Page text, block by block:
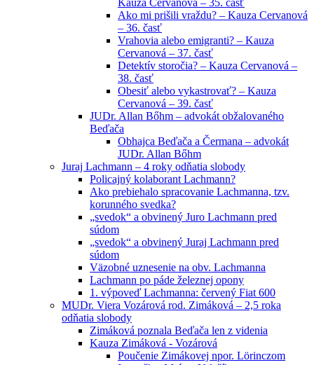
Ako mi prišili vraždu? – Kauza Cervanová
– 36. časť
Vrahovia alebo emigranti? – Kauza
Cervanová – 37. časť
Detektív storočia? – Kauza Cervanová –
38. časť
Obesiť alebo vykastrovať? – Kauza
Cervanová – 39. časť
JUDr. Allan Bőhm – advokát obžalovaného
Beďača
Obhajca Beďača a Čermana – advokát
JUDr. Allan Bőhm
Juraj Lachmann – 4 roky odňatia slobody
Policajný kolaborant Lachmann?
Ako prebiehalo spracovanie Lachmanna, tzv.
korunného svedka?
„svedok“ a obvinený Juro Lachmann pred
súdom
„svedok“ a obvinený Juraj Lachmann pred
súdom
Väzobné uznesenie na obv. Lachmanna
Lachmann po páde železnej opony
1. výpoveď Lachmanna: červený Fiat 600
MUDr. Viera Vozárová rod. Zimáková – 2,5 roka
odňatia slobody
Zimáková poznala Beďača len z videnia
Kauza Zimáková - Vozárová
Poučenie Zimákovej npor. Lörinczom